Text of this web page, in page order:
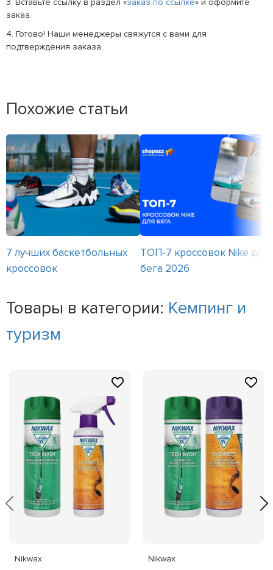
заказ.
4. Готово! Наши менеджеры свяжутся с вами для
подтверждения заказа.
Похожие статьи
7 лучших баскетбольных
кроссовок
ТОП-7 кроссовок Nike для
бега 2026
Товары в категории: Кемпинг и
туризм
Nikwax Nikwax